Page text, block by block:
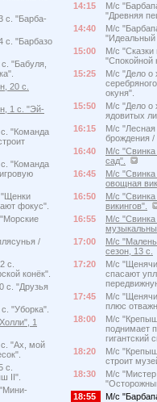
с. "Барба-
с. "Барбазо
"Бабуля,
20 с.
1 с. "Эй-
"Команда
"Команда
"Щенки
фокус".
/
с.
конёк".
с. "Друзья
"Уборка".
1
"Ах, мой
с.
II".
14:15
М/с
"Древняя
14:40
М/с
"Идеальный
15:00
М/с "Сказки
"Спокойной
15:25
М/с "Дело о
окуня".
15:50
М/с "Дело о
ядовитых
16:15
М/с "Лесная
брождения
16:40
М/с "Свинка
сад".
16:45
М/с "Свинка
овощная
16:50
М/с "Свинка
викингов".
16:55
М/с
17:00
М/с
сезон, 13 с.
17:20
М/с
спасают
17:45
М/с
плюс
18:00
М/с
поднимает
гигантский
18:20
М/с
строит
18:30
М/с "Мистер
18:55
М/с